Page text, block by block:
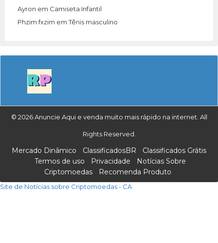
Ayron em Camiseta Infantil
Phzim fxzim emTênis masculino
© 2026 Anuncie Aqui e venda muito mais rápido na internet. All
Rights Reserved.
Mercado Dinâmico ClassificadosBR
Classificados Grátis
Termos de uso
Privacidade
Notícias Sobre
Criptomoedas
Recomenda Produto
Site de Notícias sobre Criptomoedas - CA